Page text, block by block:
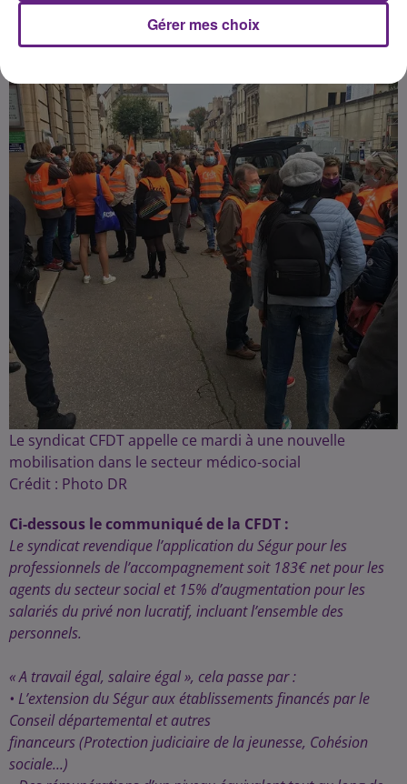
Le syndicat CFDT appelle ce mardi à une nouvelle
mobilisation dans le secteur médico-social
Crédit : Photo DR
Ci-dessous le communiqué de la CFDT :
Le syndicat revendique l’application du Ségur pour les
professionnels de l’accompagnement soit 183€ net pour les
agents du secteur social et 15% d’augmentation pour les
salariés du privé non lucratif, incluant l’ensemble des
personnels.
« A travail égal, salaire égal », cela passe par :
• L’extension du Ségur aux établissements financés par le
Conseil départemental et autres
financeurs (Protection judiciaire de la jeunesse, Cohésion
sociale...)
Gérer mes choix